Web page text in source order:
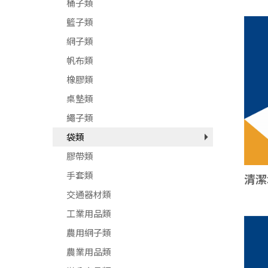
桶子類
籃子類
網子類
帆布類
橡膠類
桌墊類
繩子類
袋類
膠帶類
手套類
交通器材類
工業用品類
農用網子類
農業用品類
清